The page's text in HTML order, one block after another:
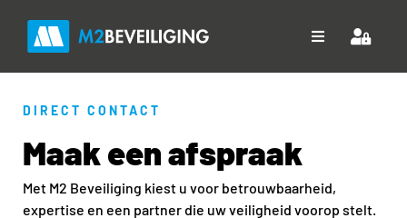
inhoud
Toggle
Over ons
Diensten
DIRECT CONTACT
Maak een afspraak
Met M2 Beveiliging kiest u voor betrouwbaarheid,
expertise en een partner die uw veiligheid voorop stelt.